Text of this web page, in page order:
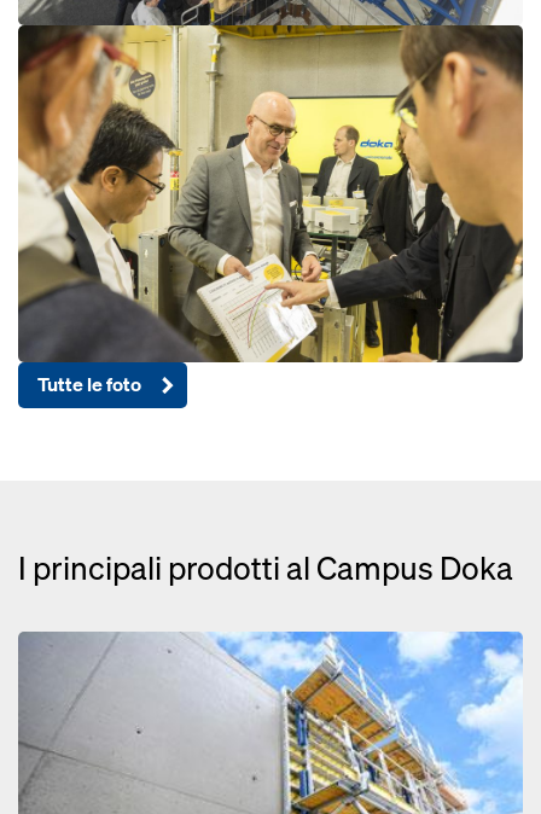
Open
Tutte le foto
I principali prodotti al Campus Doka
Open